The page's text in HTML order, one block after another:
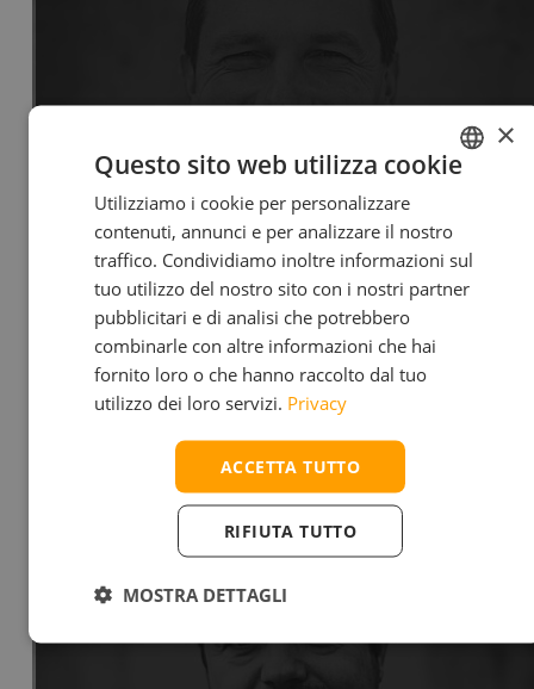
39 348 349 5986
voppichler@neolit.it
DIRETTORE VENDITE
MICHAEL HOFMANN
ITALIAN
×
Questo sito web utilizza cookie
Utilizziamo i cookie per personalizzare
contenuti, annunci e per analizzare il nostro
traffico. Condividiamo inoltre informazioni sul
tuo utilizzo del nostro sito con i nostri partner
pubblicitari e di analisi che potrebbero
combinarle con altre informazioni che hai
fornito loro o che hanno raccolto dal tuo
utilizzo dei loro servizi. Privacy
ACCETTA TUTTO
RIFIUTA TUTTO
MOSTRA DETTAGLI